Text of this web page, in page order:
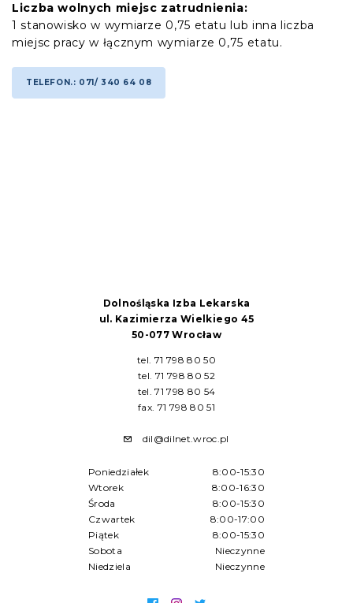
Liczba wolnych miejsc zatrudnienia:
1 stanowisko w wymiarze 0,75 etatu lub inna liczba
miejsc pracy w łącznym wymiarze 0,75 etatu.
TELEFON.: 071/ 340 64 08
Dolnośląska Izba Lekarska
ul. Kazimierza Wielkiego 45
50-077 Wrocław
tel. 71 798 80 50
tel. 71 798 80 52
tel. 71 798 80 54
fax. 71 798 80 51
dil@dilnet.wroc.pl
Poniedziałek
8:00-15:30
Wtorek
8:00-16:30
Środa
8:00-15:30
Czwartek
8:00-17:00
Piątek
8:00-15:30
Sobota
Nieczynne
Niedziela
Nieczynne